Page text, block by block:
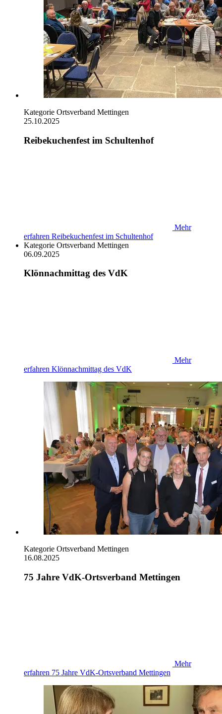
Kategorie Ortsverband Mettingen
25.10.2025
Reibekuchenfest im Schultenhof
Mehr
erfahren Reibekuchenfest im Schultenhof
Kategorie Ortsverband Mettingen
06.09.2025
Klönnachmittag des VdK
Mehr
erfahren Klönnachmittag des VdK
Kategorie Ortsverband Mettingen
16.08.2025
75 Jahre VdK-Ortsverband Mettingen
Mehr
erfahren 75 Jahre VdK-Ortsverband Mettingen